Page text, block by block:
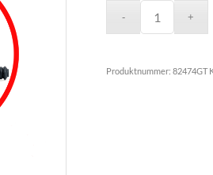
Produktnummer:82474GT